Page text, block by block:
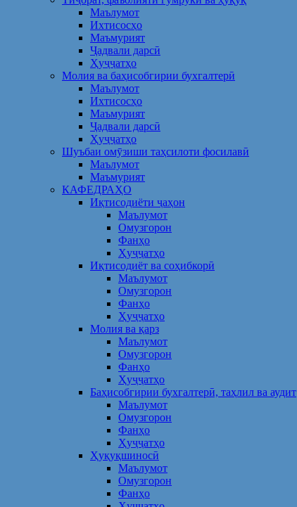
Маълумот
Ихтисосҳо
Маъмурият
Ҷадвали дарсӣ
Ҳуҷҷатҳо
Молия ва баҳисобгирии бухгалтерӣ
Маълумот
Ихтисосҳо
Маъмурият
Ҷадвали дарсӣ
Ҳуҷҷатҳо
Шуъбаи омӯзиши таҳсилоти фосилавӣ
Маълумот
Маъмурият
КАФЕДРАҲО
Иқтисодиёти ҷаҳон
Маълумот
Омузгорон
Фанҳо
Ҳуҷҷатҳо
Иқтисодиёт ва соҳибкорӣ
Маълумот
Омузгорон
Фанҳо
Ҳуҷҷатҳо
Молия ва қарз
Маълумот
Омузгорон
Фанҳо
Ҳуҷҷатҳо
Баҳисобгирии бухгалтерӣ, таҳлил ва аудит
Маълумот
Омузгорон
Фанҳо
Ҳуҷҷатҳо
Ҳуқуқшиносӣ
Маълумот
Омузгорон
Фанҳо